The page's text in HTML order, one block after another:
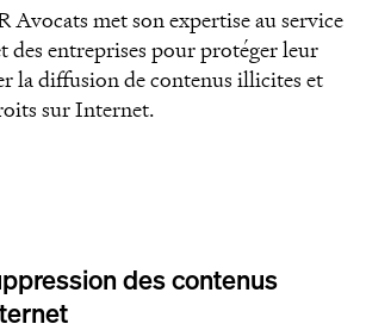
Avocats met son expertise au service
des entreprises pour protéger leur
la diffusion de contenus illicites et
sur Internet.
des contenus